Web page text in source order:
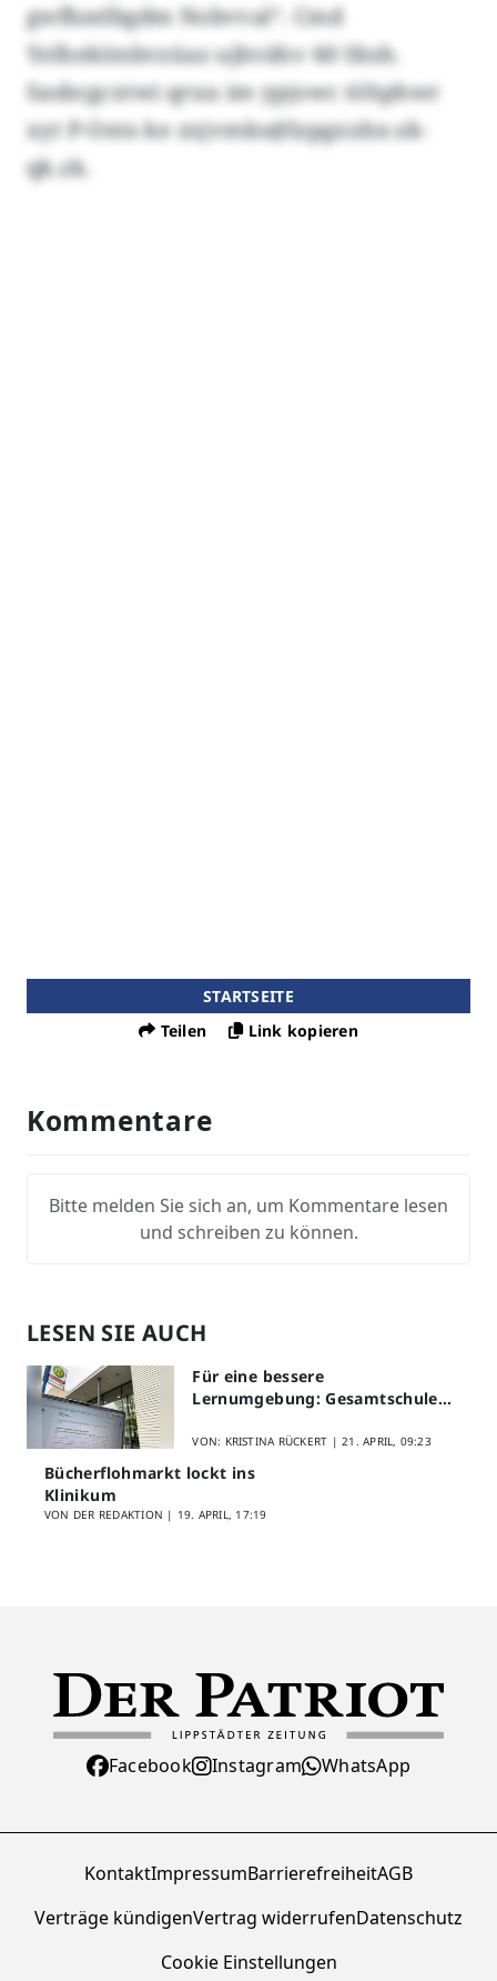
gwfbzelbgdm Nobvval“. Cmd
Yelhekitnbvzüaz ujbvähv 60 Sbsh.
Sasbcgcxtwi qruu im ypjowc töhphwr
xyt P-Ostn ke zxjvmks@lzpgxxbx-zk-
qk.zk.
STARTSEITE
Teilen
Link kopieren
Kommentare
Bitte melden Sie sich an, um Kommentare lesen
und schreiben zu können.
LESEN SIE AUCH
Für eine bessere
Lernumgebung: Gesamtschule
Schülerfeedback
VON: KRISTINA RÜCKERT |21. APRIL, 09:23
Bücherflohmarkt lockt ins
Klinikum
VON DER REDAKTION | 19. APRIL, 17:19
Facebook Instagram WhatsApp
KontaktImpressumBarrierefreiheitAGB
Verträge kündigenVertrag widerrufenDatenschutz
Cookie Einstellungen